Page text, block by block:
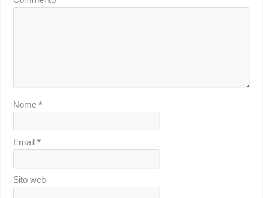
Nome*
Email*
Sito web